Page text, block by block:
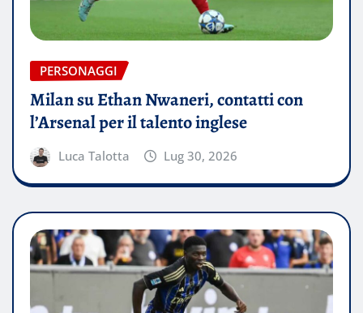
PERSONAGGI
Milan su Ethan Nwaneri, contatti con
l’Arsenal per il talento inglese
Luca Talotta Lug 30, 2026